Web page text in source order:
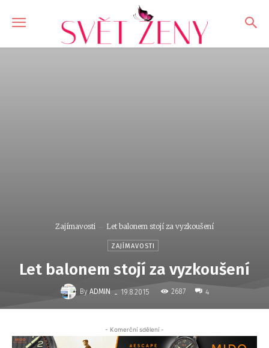
Zajímavosti Let balonem stojí za vyzkoušení
ZAJÍMAVOSTI
Let balonem stojí za vyzkoušení
By ADMIN - 19.8.2015 2687 4
- Komerční sdělení -